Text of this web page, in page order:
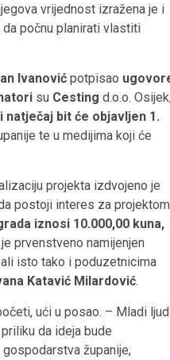
vrijednost izražena je i
počnu planirati vlastiti
Ivanović potpisao
su Cesting d.o.o.
natječaj bit će objavljen 1.
te u medijima koji će
projekta izdvojeno je
postoji interes za projektom
iznosi 10.000,00 kuna,
prvenstveno namijenjen
isto tako i poduzetnicima
Katavić Milardović.
ući u posao. – Mladi
da ideja bude
županije,